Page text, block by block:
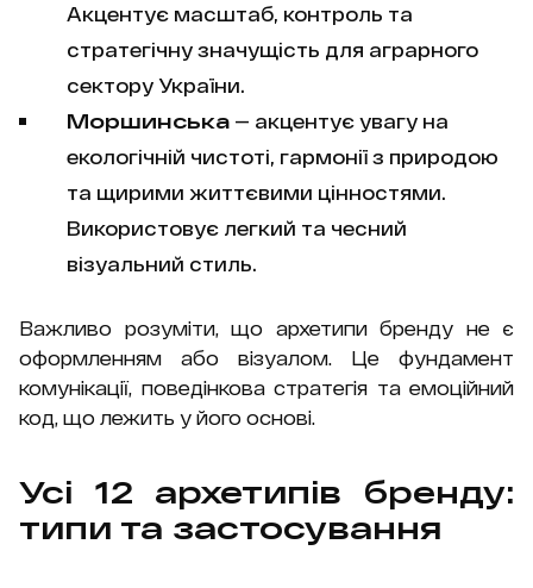
Акцентує масштаб, контроль та
стратегічну значущість для аграрного
сектору України.
Моршинська — акцентує увагу на
екологічній чистоті, гармонії з природою
та щирими життєвими цінностями.
Використовує легкий та чесний
візуальний стиль.
Важливо розуміти, що архетипи бренду не є
оформленням або візуалом. Це фундамент
комунікації, поведінкова стратегія та емоційний
код, що лежить у його основі.
Усі 12 архетипів бренду:
типи та застосування